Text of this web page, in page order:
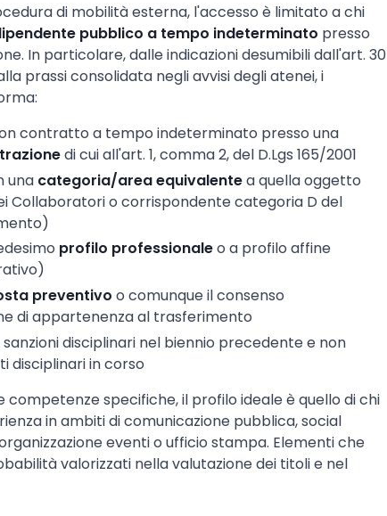
di mobilità esterna, l'accesso è limitato a chi
pubblico a tempo indeterminato presso
In particolare, dalle indicazioni desumibili dall'art. 30
prassi consolidata negli avvisi degli atenei, i
contratto a tempo indeterminato presso una
di cui all'art. 1, comma 2, del D.Lgs 165/2001
una categoria/area equivalentea quella oggetto
Collaboratori o corrispondente categoria D del
profilo professionaleo a profilo affine
preventivo o comunque il consenso
di appartenenza al trasferimento
disciplinari nel biennio precedente e non
disciplinari in corso
competenze specifiche, il profilo ideale è quello di chi
in ambiti di comunicazione pubblica, social
eventi o ufficio stampa. Elementi che
valorizzati nella valutazione dei titoli e nel